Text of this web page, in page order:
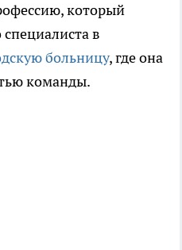
который
в
больницу, где она
команды.